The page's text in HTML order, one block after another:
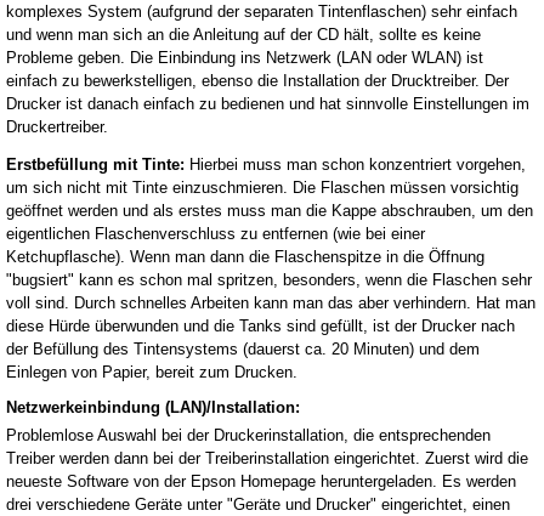
komplexes System (aufgrund der separaten Tintenflaschen) sehr einfach
und wenn man sich an die Anleitung auf der CD hält, sollte es keine
Probleme geben. Die Einbindung ins Netzwerk (LAN oder WLAN) ist
einfach zu bewerkstelligen, ebenso die Installation der Drucktreiber. Der
Drucker ist danach einfach zu bedienen und hat sinnvolle Einstellungen im
Druckertreiber.
Erstbefüllung mit Tinte: Hierbei muss man schon konzentriert vorgehen,
um sich nicht mit Tinte einzuschmieren. Die Flaschen müssen vorsichtig
geöffnet werden und als erstes muss man die Kappe abschrauben, um den
eigentlichen Flaschenverschluss zu entfernen (wie bei einer
Ketchupflasche). Wenn man dann die Flaschenspitze in die Öffnung
"bugsiert" kann es schon mal spritzen, besonders, wenn die Flaschen sehr
voll sind. Durch schnelles Arbeiten kann man das aber verhindern. Hat man
diese Hürde überwunden und die Tanks sind gefüllt, ist der Drucker nach
der Befüllung des Tintensystems (dauerst ca. 20 Minuten) und dem
Einlegen von Papier, bereit zum Drucken.
Netzwerkeinbindung (LAN)/Installation:
Problemlose Auswahl bei der Druckerinstallation, die entsprechenden
Treiber werden dann bei der Treiberinstallation eingerichtet. Zuerst wird die
neueste Software von der Epson Homepage heruntergeladen. Es werden
drei verschiedene Geräte unter "Geräte und Drucker" eingerichtet, einen